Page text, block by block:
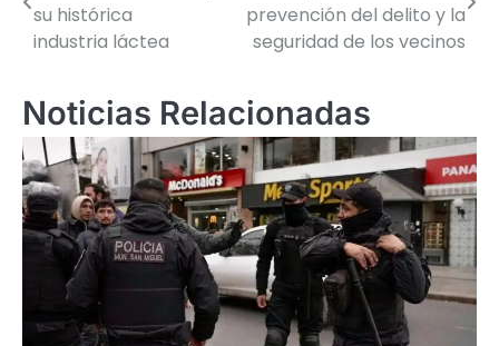
de
entradas
su histórica
industria láctea
prevención del delito y la
seguridad de los vecinos
Noticias Relacionadas